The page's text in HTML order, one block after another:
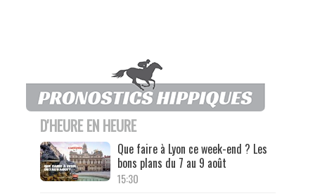
D'HEURE EN HEURE
Que faire à Lyon ce week-end ? Les
bons plans du 7 au 9 août
15:30